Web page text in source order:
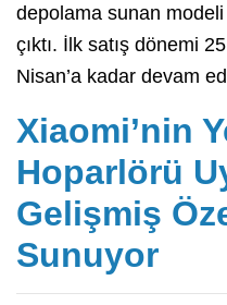
depolama sunan
çıktı. İlk satış dönemi
Nisan’a kadar devam
Xiaomi’nin
Hoparlörü
Gelişmiş
Sunuyor